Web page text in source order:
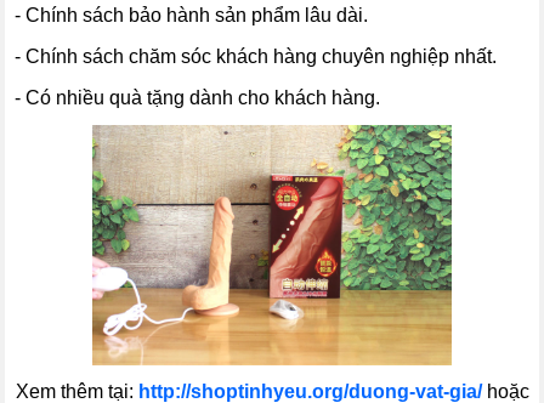
- Chính sách bảo hành sản phẩm lâu dài.
- Chính sách chăm sóc khách hàng chuyên nghiệp nhất.
- Có nhiều quà tặng dành cho khách hàng.
Xem thêm tại: http://shoptinhyeu.org/duong-vat-gia/hoặc